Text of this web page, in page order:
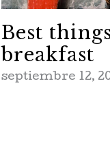
Best
breakfast
septiembre 12,